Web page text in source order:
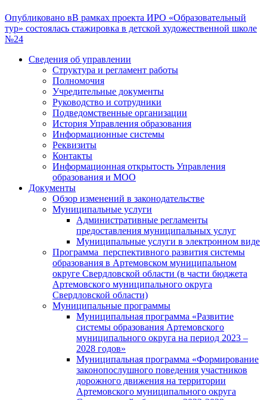
Опубликовано вВ рамках проекта ИРО «Образовательный
тур» состоялась стажировка в детской художественной школе
№24
Сведения об управлении
Структура и регламент работы
Полномочия
Учредительные документы
Руководство и сотрудники
Подведомственные организации
История Управления образования
Информационные системы
Реквизиты
Контакты
Информационная открытость Управления
образования и МОО
Документы
Обзор изменений в законодательстве
Муниципальные услуги
Административные регламенты
предоставления муниципальных услуг
Муниципальные услуги в электронном виде
Программа перспективного развития системы
образования в Артемовском муниципальном
округе Свердловской области (в части бюджета
Артемовского муниципального округа
Свердловской области)
Муниципальные программы
Муниципальная программа «Развитие
системы образования Артемовского
муниципального округа на период 2023 –
2028 годов»
Муниципальная программа «Формирование
законопослушного поведения участников
дорожного движения на территории
Артемовского муниципального округа